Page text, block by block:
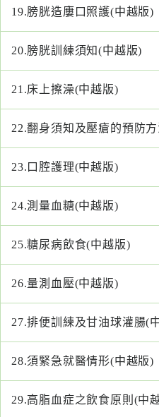
區
永
發
19.膀胱造廔口照護(中越版)
20.膀胱訓練須知(中越版)
21.床上擦澡(中越版)
22.翻身須知及壓瘡的預防
23. 口腔護理(中越版)
24.測量血糖(中越版)
25.糖尿病飲食(中越版)
26.量測血壓(中越版)
27.排便訓練及甘油球灌腸(
28.須緊急就醫情形(中越版)
29.高脂血症之飲食原則(中